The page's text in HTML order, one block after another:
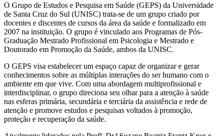
O Grupo de Estudos e Pesquisa em Saúde (GEPS) da Universidade
de Santa Cruz do Sul (UNISC) trata-se de um grupo criado por
docentes e discentes de cursos da área da saúde e formalizado em
2007 na instituição. O grupo é vinculado aos Programas de Pós-
Graduação Mestrado Profissional em Psicologia e Mestrado e
Doutorado em Promoção da Saúde, ambos da UNISC.
O GEPS visa estabelecer um espaço capaz de organizar e gerar
conhecimentos sobre as múltiplas interações do ser humano com o
ambiente em que vive. Com uma abordagem multiprofissional e
interdisciplinar, o grupo direciona seu olhar para a atenção à saúde
nas esferas primária, secundária e terciária da assistência e rede de
atenção e promove estudos e pesquisas voltados à promoção,
proteção e recuperação da saúde.